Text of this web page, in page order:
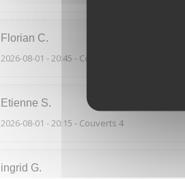
Florian C
2026-08-01 - 20:45 - Couverts 2
Etienne S
2026-08-01 - 20:15 - Couverts 4
ingrid G